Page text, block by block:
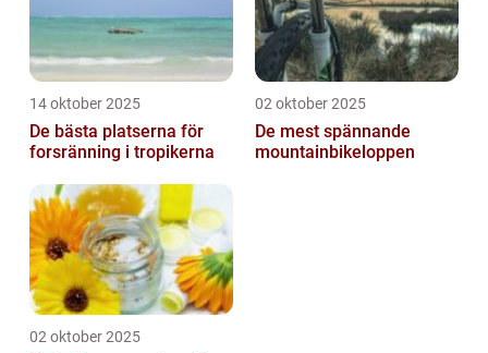
14 oktober 2025
De bästa platserna för
forsränning i tropikerna
02 oktober 2025
De mest spännande
mountainbikeloppen
02 oktober 2025